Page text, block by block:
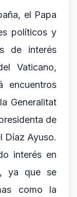
el Papa
políticos y
de interés
Vaticano,
encuentros
Generalitat
de
Díaz Ayuso.
interés en
ya que se
como la